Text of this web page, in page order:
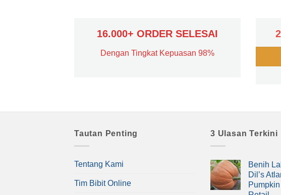
16.000+ ORDER SELESAI
Dengan Tingkat Kepuasan 98%
Tautan Penting
Tentang Kami
Tim Bibit Online
3 Ulasan Terkini
Benih
Dil’s